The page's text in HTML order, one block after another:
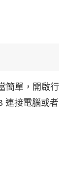
簡單，開啟行
連接電腦或者